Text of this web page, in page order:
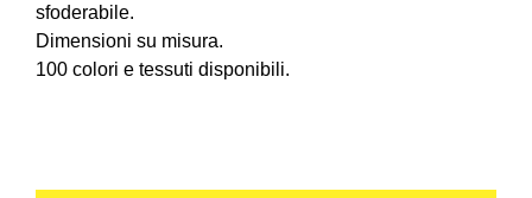
sfoderabile.
Dimensioni su misura.
100 colori e tessuti disponibili.